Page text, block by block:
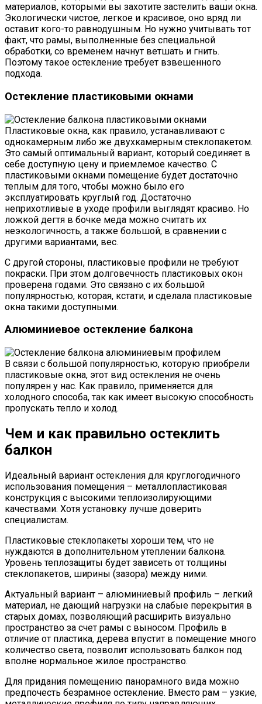
материалов, которыми вы захотите застелить ваши окна.
Экологически чистое, легкое и красивое, оно вряд ли
оставит кого-то равнодушным. Но нужно учитывать тот
факт, что рамы, выполненные без специальной
обработки, со временем начнут ветшать и гнить.
Поэтому такое остекление требует взвешенного
подхода.
Остекление пластиковыми окнами
Пластиковые окна, как правило, устанавливают с
однокамерным либо же двухкамерным стеклопакетом.
Это самый оптимальный вариант, который соединяет в
себе доступную цену и приемлемое качество. С
пластиковыми окнами помещение будет достаточно
теплым для того, чтобы можно было его
эксплуатировать круглый год. Достаточно
неприхотливые в уходе профили выглядят красиво. Но
ложкой дегтя в бочке меда можно считать их
неэкологичность, а также большой, в сравнении с
другими вариантами, вес.
С другой стороны, пластиковые профили не требуют
покраски. При этом долговечность пластиковых окон
проверена годами. Это связано с их большой
популярностью, которая, кстати, и сделала пластиковые
окна такими доступными.
Алюминиевое остекление балкона
В связи с большой популярностью, которую приобрели
пластиковые окна, этот вид остекления не очень
популярен у нас. Как правило, применяется для
холодного способа, так как имеет высокую способность
пропускать тепло и холод.
Чем и как правильно остеклить
балкон
Идеальный вариант остекления для круглогодичного
использования помещения – металлопластиковая
конструкция с высокими теплоизолирующими
качествами. Хотя установку лучше доверить
специалистам.
Пластиковые стеклопакеты хороши тем, что не
нуждаются в дополнительном утеплении балкона.
Уровень теплозащиты будет зависеть от толщины
стеклопакетов, ширины (зазора) между ними.
Актуальный вариант – алюминиевый профиль – легкий
материал, не дающий нагрузки на слабые перекрытия в
старых домах, позволяющий расширить визуально
пространство за счет рамы с выносом. Профиль в
отличие от пластика, дерева впустит в помещение много
количество света, позволит использовать балкон под
вполне нормальное жилое пространство.
Для придания помещению панорамного вида можно
предпочесть безрамное остекление. Вместо рам – узкие,